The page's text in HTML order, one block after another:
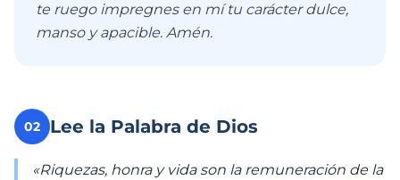
te ruego impregnes en mí tu carácter dulce,
manso y apacible. Amén.
02 Lee la Palabra de Dios
«Riquezas, honra y vida son la remuneración de la